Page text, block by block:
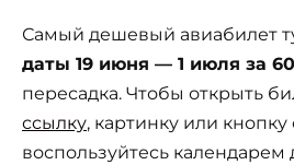
Самый дешевый авиабилет
даты 19 июня — 1 июля за
пересадка. Чтобы открыть
ссылку, картинку или
воспользуйтесь